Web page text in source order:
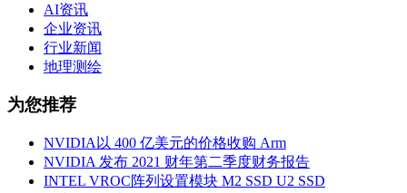
AI资讯
企业资讯
行业新闻
地理测绘
为您推荐
NVIDIA以 400 亿美元的价格收购 Arm
NVIDIA 发布 2021 财年第二季度财务报告
INTEL VROC阵列设置模块 M2 SSD U2 SSD